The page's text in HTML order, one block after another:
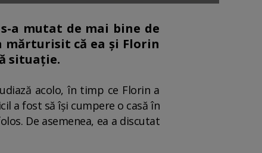
a mutat de mai bine de
mărturisit că ea și Florin
situație.
acolo, în timp ce Florin a
a fost să își cumpere o casă în
De asemenea, ea a discutat